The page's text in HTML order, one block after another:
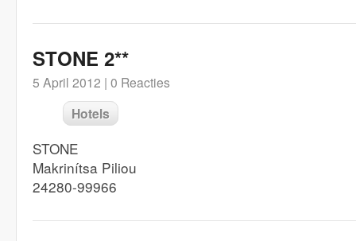
STONE 2**
5 April 2012 | 0 Reacties
Hotels
STONE
Makrinítsa Piliou
24280-99966